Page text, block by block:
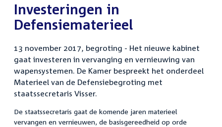
Investeringen in
Defensiematerieel
13 november 2017, begroting - Het nieuwe kabinet
gaat investeren in vervanging en vernieuwing van
wapensystemen. De Kamer bespreekt het onderdeel
Materieel van de Defensiebegroting met
staatssecretaris Visser.
De staatssecretaris gaat de komende jaren materieel
vervangen en vernieuwen, de basisgereedheid op orde